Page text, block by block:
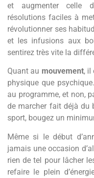
et augmenter celle
résolutions faciles à
révolutionner ses
et les infusions aux
sentirez très vite la
Quant au mouvement, il
physique que
au programme, et non,
de marcher fait déjà du
sport, bougez un
Même si le début
jamais une occasion
rien de tel pour lâcher
refaire le plein